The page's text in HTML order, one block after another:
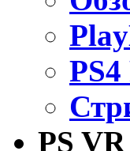
PS